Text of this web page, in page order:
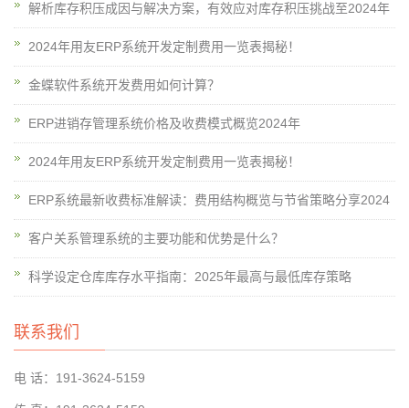
解析库存积压成因与解决方案，有效应对库存积压挑战至2024年
2024年用友ERP系统开发定制费用一览表揭秘！
金蝶软件系统开发费用如何计算？
ERP进销存管理系统价格及收费模式概览2024年
2024年用友ERP系统开发定制费用一览表揭秘！
ERP系统最新收费标准解读：费用结构概览与节省策略分享2024
客户关系管理系统的主要功能和优势是什么？
科学设定仓库库存水平指南：2025年最高与最低库存策略
联系我们
电 话：191-3624-5159